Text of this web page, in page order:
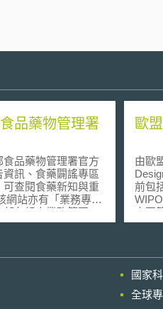
品藥物管理署
品藥物管理署官方
訊、食藥闢謠專區
查閱食藥新知與重
各組室業務範圍，
專區整理該署業管
歐
由歐
前包
中國
超過
國家
全球